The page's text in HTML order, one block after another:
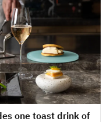
one toast drink of